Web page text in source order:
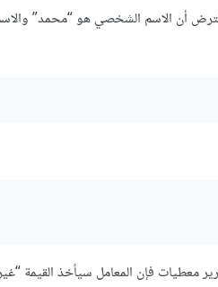
أن الاسم الشخصي هو “محمد”
معطيات فإن المعامل سيأخذ القيمة